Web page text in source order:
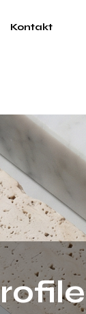
Kontakt